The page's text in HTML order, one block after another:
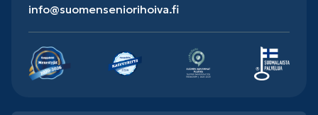
info@suomenseniorihoiva.fi